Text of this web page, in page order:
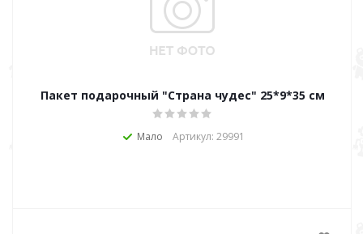
Пакет подарочный "Страна чудес" 25*9*35 см
Мало Артикул: 29991